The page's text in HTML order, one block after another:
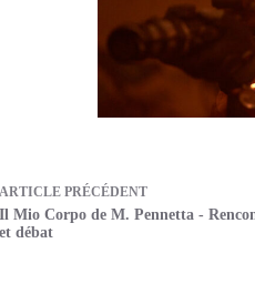
ARTICLE PRÉCÉDENT
Il Mio Corpo de M. Pennetta -
et débat